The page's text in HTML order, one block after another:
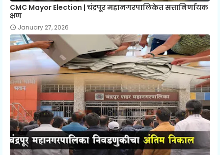
CMC Mayor Election | चंद्रपूर महानगरपालिकेत सत्तानिर्णायक
क्षण
January 27, 2026